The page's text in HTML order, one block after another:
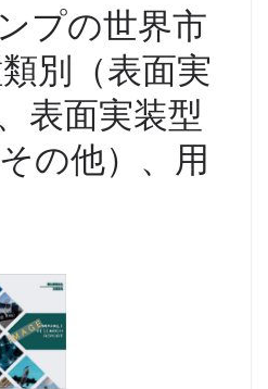
プの世界市
別（表面実
表面実装型
の他）、用